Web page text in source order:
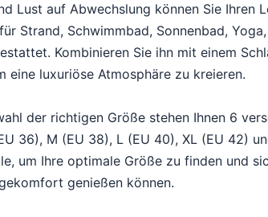
Lust auf Abwechslung können Sie Ihren
Strand, Schwimmbad, Sonnenbad,
Kombinieren Sie ihn mit einem
eine luxuriöse Atmosphäre zu kreieren.
der richtigen Größe stehen Ihnen 6
36), M (EU 38), L (EU 40), XL (EU 42)
um Ihre optimale Größe zu finden und
genießen können.